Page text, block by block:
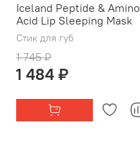
Iceland Peptide & Amino
Acid Lip Sleeping Mask
Стик для губ
1 745 ₽
1 484 ₽